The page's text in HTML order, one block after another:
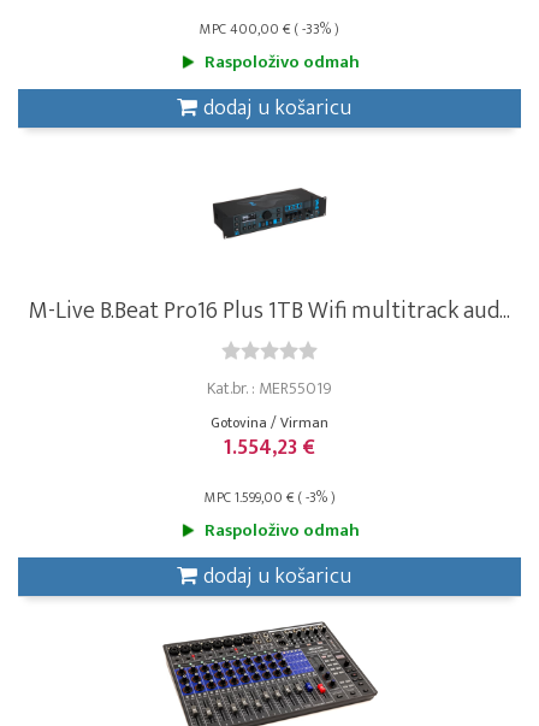
MPC 400,00 € ( -33% )
Raspoloživo odmah
dodaj u košaricu
M-Live B.Beat Pro16 Plus 1TB Wifi multitrack aud...
Kat.br. : MER55019
Gotovina / Virman
1.554,23 €
MPC 1.599,00 € ( -3% )
Raspoloživo odmah
dodaj u košaricu